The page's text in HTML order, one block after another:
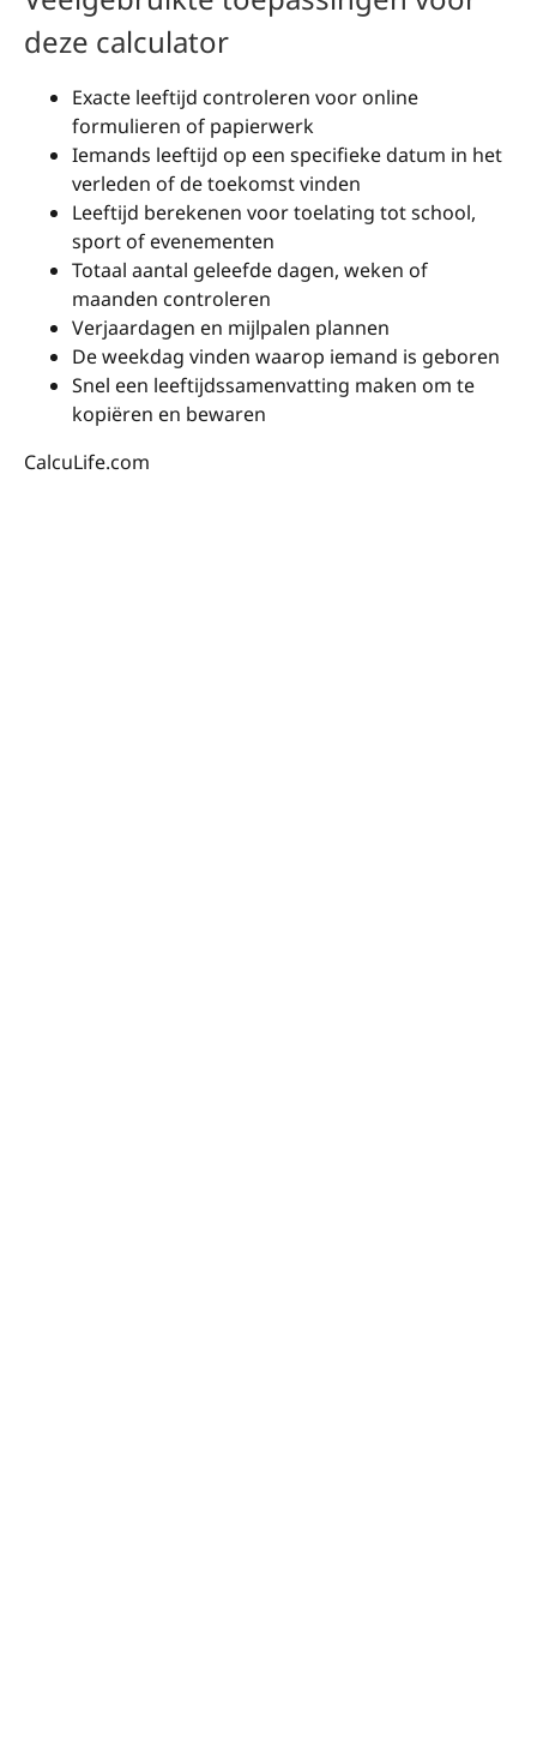
deze calculator
Exacte leeftijd controleren voor online
formulieren of papierwerk
Iemands leeftijd op een specifieke datum in het
verleden of de toekomst vinden
Leeftijd berekenen voor toelating tot school,
sport of evenementen
Totaal aantal geleefde dagen, weken of
maanden controleren
Verjaardagen en mijlpalen plannen
De weekdag vinden waarop iemand is geboren
Snel een leeftijdssamenvatting maken om te
kopiëren en bewaren
CalcuLife.com